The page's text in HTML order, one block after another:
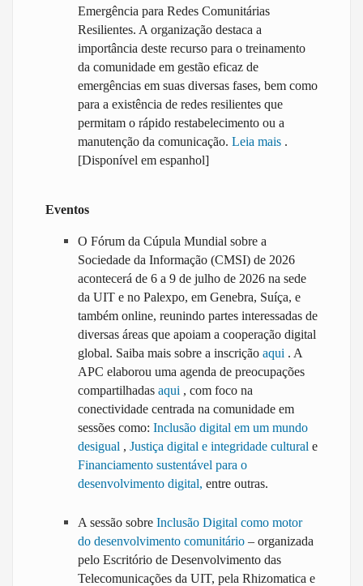
Emergência para Redes Comunitárias
Resilientes. A organização destaca a
importância deste recurso para o treinamento
da comunidade em gestão eficaz de
emergências em suas diversas fases, bem como
para a existência de redes resilientes que
permitam o rápido restabelecimento ou a
manutenção da comunicação. Leia mais .
[Disponível em espanhol]
Eventos
O Fórum da Cúpula Mundial sobre a
Sociedade da Informação (CMSI) de 2026
acontecerá de 6 a 9 de julho de 2026 na sede
da UIT e no Palexpo, em Genebra, Suíça, e
também online, reunindo partes interessadas de
diversas áreas que apoiam a cooperação digital
global. Saiba mais sobre a inscrição aqui . A
APC elaborou uma agenda de preocupações
compartilhadas aqui , com foco na
conectividade centrada na comunidade em
sessões como: Inclusão digital em um mundo
desigual , Justiça digital e integridade cultural e
Financiamento sustentável para o
desenvolvimento digital, entre outras.
A sessão sobre Inclusão Digital como motor
do desenvolvimento comunitário – organizada
pelo Escritório de Desenvolvimento das
Telecomunicações da UIT, pela Rhizomatica e